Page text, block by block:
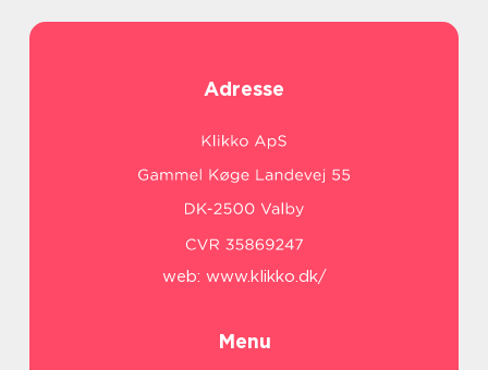
Adresse
web: www.klikko.dk/
Menu